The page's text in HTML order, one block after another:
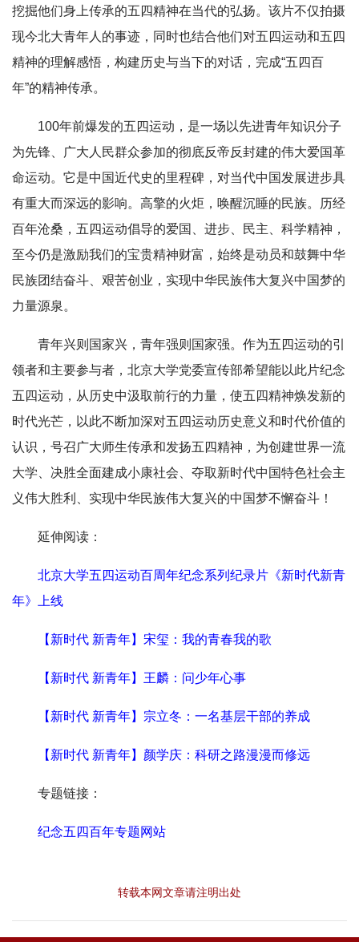
挖掘他们身上传承的五四精神在当代的弘扬。该片不仅拍摄
现今北大青年人的事迹，同时也结合他们对五四运动和五四
精神的理解感悟，构建历史与当下的对话，完成“五四百
年”的精神传承。
100年前爆发的五四运动，是一场以先进青年知识分子
为先锋、广大人民群众参加的彻底反帝反封建的伟大爱国革
命运动。它是中国近代史的里程碑，对当代中国发展进步具
有重大而深远的影响。高擎的火炬，唤醒沉睡的民族。历经
百年沧桑，五四运动倡导的爱国、进步、民主、科学精神，
至今仍是激励我们的宝贵精神财富，始终是动员和鼓舞中华
民族团结奋斗、艰苦创业，实现中华民族伟大复兴中国梦的
力量源泉。
青年兴则国家兴，青年强则国家强。作为五四运动的引
领者和主要参与者，北京大学党委宣传部希望能以此片纪念
五四运动，从历史中汲取前行的力量，使五四精神焕发新的
时代光芒，以此不断加深对五四运动历史意义和时代价值的
认识，号召广大师生传承和发扬五四精神，为创建世界一流
大学、决胜全面建成小康社会、夺取新时代中国特色社会主
义伟大胜利、实现中华民族伟大复兴的中国梦不懈奋斗！
延伸阅读：
北京大学五四运动百周年纪念系列纪录片《新时代新青
年》上线
【新时代 新青年】宋玺：我的青春我的歌
【新时代 新青年】王麟：问少年心事
【新时代 新青年】宗立冬：一名基层干部的养成
【新时代 新青年】颜学庆：科研之路漫漫而修远
专题链接：
纪念五四百年专题网站
转载本网文章请注明出处